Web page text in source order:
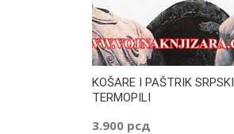
KOŠARE I PAŠTRIK SRPSKI
TERMOPILI
3.900 рсд